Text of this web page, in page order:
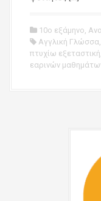
10ο εξάμηνο,
Αγγλική Γλώσσα,
πτυχίω εξεταστική
εαρινών